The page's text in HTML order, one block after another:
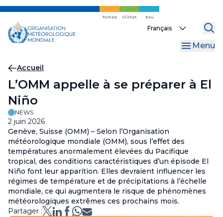
Skip
main
content
Temps Climat Eau
Select
Menu
Fil
d'Ariane
Accueil
L’OMM appelle à se préparer à El
Niño
NEWS
2 juin 2026
Genève, Suisse (OMM) – Selon l’Organisation
météorologique mondiale (OMM), sous l’effet des
températures anormalement élevées du Pacifique
tropical, des conditions caractéristiques d’un épisode El
Niño font leur apparition. Elles devraient influencer les
régimes de température et de précipitations à l’échelle
mondiale, ce qui augmentera le risque de phénomènes
météorologiques extrêmes ces prochains mois.
Partager :